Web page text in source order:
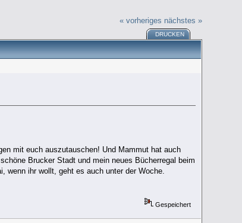
« vorheriges nächstes »
DRUCKEN
mit euch auszutauschen! Und Mammut hat auch
Brucker Stadt und mein neues Bücherregal beim
wenn ihr wollt, geht es auch unter der Woche.
Gespeichert